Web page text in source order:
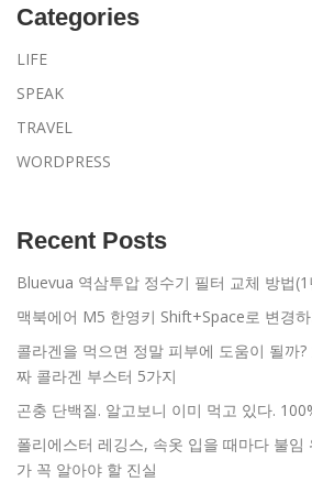
Categories
LIFE
SPEAK
TRAVEL
WORDPRESS
Recent Posts
Bluevua 역삼투압 정수기 필터 교체 방법
맥북에어 M5 한영키 Shift+Space로 변경
콜라겐을 먹으면 정말 피부에 도움이 될까
짜 콜라겐 부스터 5가지
곤충 단백질. 알고보니 이미 먹고 있다.
폴리에스터 레깅스, 속옷 입을 때마다 불임
가 꼭 알아야 할 진실